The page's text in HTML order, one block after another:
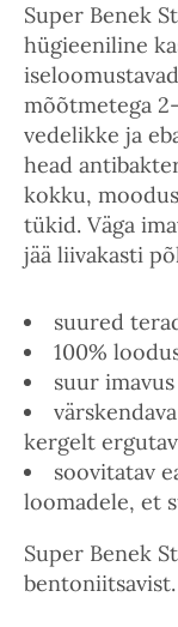
Super Benek
hügieeniline
mõõtmetega
vedelikke ja
head
kokku,
tükid. Väga
jää liivakasti
suured
100%
suur imavus
kergelt
soovitatav
loomadele, et
Super Benek
bentoniitsavist.